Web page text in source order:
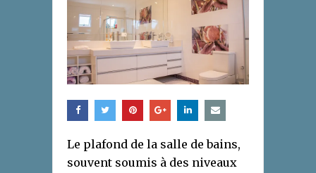
Le plafond de la salle de bains,
souvent soumis à des niveaux